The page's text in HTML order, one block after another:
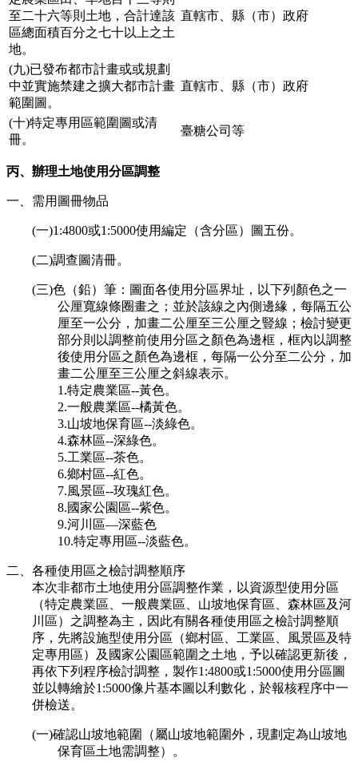
至二十六等則土地，合計達該
區總面積百分之七十以上之土
地。
直轄市、縣（市）政府
(九)已發布都市計畫或或規劃
中並實施禁建之擴大都市計畫
範圍圖。
直轄市、縣（市）政府
(十)特定專用區範圍圖或清
冊。
臺糖公司等
丙、辦理土地使用分區調整
一、需用圖冊物品
(一)1:4800或1:5000使用編定（含分區）圖五份。
(二)調查圖清冊。
(三)色（鉛）筆：圖面各使用分區界址，以下列顏色之一
公厘寬線條圈畫之；並於該線之內側邊緣，每隔五公
厘至一公分，加畫二公厘至三公厘之豎線；檢討變更
部分則以調整前使用分區之顏色為邊框，框內以調整
後使用分區之顏色為邊框，每隔一公分至二公分，加
畫二公厘至三公厘之斜線表示。
1.特定農業區--黃色。
2.一般農業區--橘黃色。
3.山坡地保育區--淡綠色。
4.森林區--深綠色。
5.工業區--茶色。
6.鄉村區--紅色。
7.風景區--玫瑰紅色。
8.國家公園區--紫色。
9.河川區—深藍色
10.特定專用區--淡藍色。
二、各種使用區之檢討調整順序
本次非都市土地使用分區調整作業，以資源型使用分區
（特定農業區、一般農業區、山坡地保育區、森林區及河
川區）之調整為主，因此有關各種使用區之檢討調整順
序，先將設施型使用分區（鄉村區、工業區、風景區及特
定專用區）及國家公園區範圍之土地，予以確認更新後，
再依下列程序檢討調整，製作1:4800或1:5000使用分區圖
並以轉繪於1:5000像片基本圖以利數化，於報核程序中一
併檢送。
(一)確認山坡地範圍（屬山坡地範圍外，現劃定為山坡地
保育區土地需調整）。